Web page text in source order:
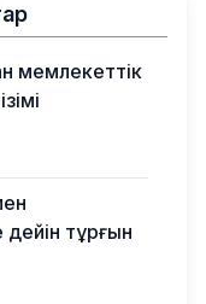
мемлекеттік
тұрғын